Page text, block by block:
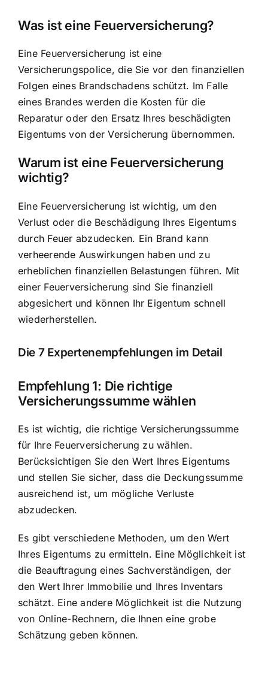
Was ist eine Feuerversicherung?
Eine Feuerversicherung ist eine
Versicherungspolice, die Sie vor den finanziellen
Folgen eines Brandschadens schützt. Im Falle
eines Brandes werden die Kosten für die
Reparatur oder den Ersatz Ihres beschädigten
Eigentums von der Versicherung übernommen.
Warum ist eine Feuerversicherung
wichtig?
Eine Feuerversicherung ist wichtig, um den
Verlust oder die Beschädigung Ihres Eigentums
durch Feuer abzudecken. Ein Brand kann
verheerende Auswirkungen haben und zu
erheblichen finanziellen Belastungen führen. Mit
einer Feuerversicherung sind Sie finanziell
abgesichert und können Ihr Eigentum schnell
wiederherstellen.
Die 7 Expertenempfehlungen im Detail
Empfehlung 1: Die richtige
Versicherungssumme wählen
Es ist wichtig, die richtige Versicherungssumme
für Ihre Feuerversicherung zu wählen.
Berücksichtigen Sie den Wert Ihres Eigentums
und stellen Sie sicher, dass die Deckungssumme
ausreichend ist, um mögliche Verluste
abzudecken.
Es gibt verschiedene Methoden, um den Wert
Ihres Eigentums zu ermitteln. Eine Möglichkeit ist
die Beauftragung eines Sachverständigen, der
den Wert Ihrer Immobilie und Ihres Inventars
schätzt. Eine andere Möglichkeit ist die Nutzung
von Online-Rechnern, die Ihnen eine grobe
Schätzung geben können.